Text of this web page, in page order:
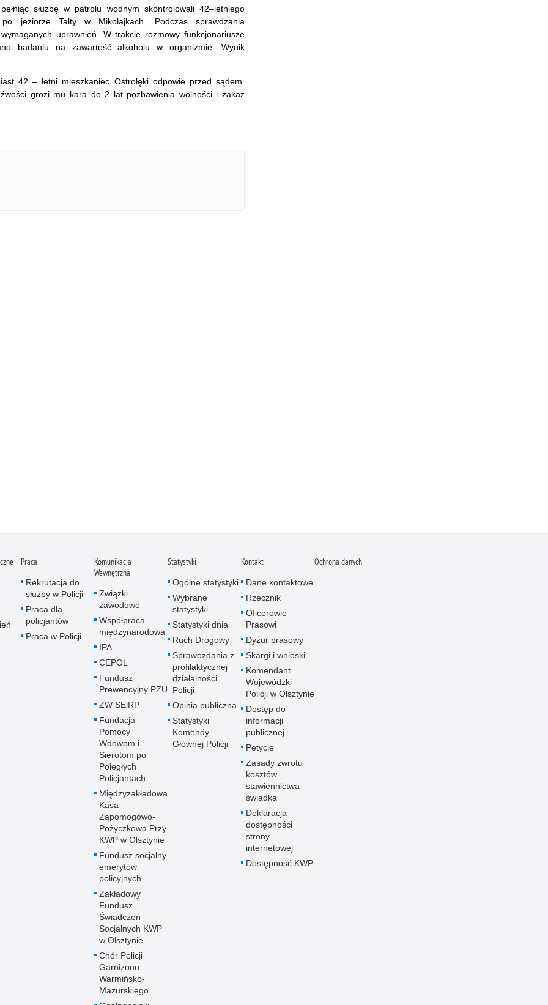
służbę w patrolu wodnym skontrolowali 42–letniego
jeziorze Tałty w Mikołajkach. Podczas sprawdzania
uprawnień. W trakcie rozmowy funkcjonariusze
badaniu na zawartość alkoholu w organizmie. Wynik
42 – letni mieszkaniec Ostrołęki odpowie przed sądem.
grozi mu kara do 2 lat pozbawienia wolności i zakaz
Praca
Rekrutacja do
służby w Policji
Praca dla
policjantów
Praca w Policji
Komunikacja
Wewnętrzna
Związki
zawodowe
Współpraca
międzynarodowa
IPA
CEPOL
Fundusz
Prewencyjny PZU
ZW SEiRP
Fundacja
Pomocy
Wdowom i
Sierotom po
Poległych
Policjantach
Międzyzakładowa
Kasa
Zapomogowo-
Pożyczkowa Przy
KWP w Olsztynie
Fundusz socjalny
emerytów
policyjnych
Zakładowy
Fundusz
Świadczeń
Socjalnych KWP
w Olsztynie
Chór Policji
Garnizonu
Warmińsko-
Mazurskiego
Statystyki
Ogólne statystyki
Wybrane
statystyki
Statystyki dnia
Ruch Drogowy
Sprawozdania z
profilaktycznej
działalności
Policji
Opinia publiczna
Statystyki
Komendy
Głównej Policji
Kontakt
Dane kontaktowe
Rzecznik
Oficerowie
Prasowi
Dyżur prasowy
Skargi i wnioski
Komendant
Wojewódzki
Policji w Olsztynie
Dostęp do
informacji
publicznej
Petycje
Zasady zwrotu
kosztów
stawiennictwa
świadka
Deklaracja
dostępności
strony
internetowej
Dostępność KWP
Ochrona danych